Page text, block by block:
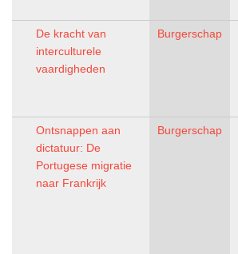
De kracht van
interculturele
vaardigheden
Burgerschap
Ontsnappen aan
dictatuur: De
Portugese migratie
naar Frankrijk
Burgerschap